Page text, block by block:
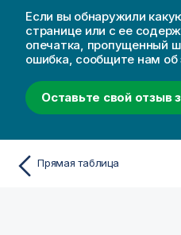
Если вы обнаружили
странице или с ее
опечатка, пропущенный
ошибка, сообщите нам об
Оставьте свой отзыв
Прямая таблица